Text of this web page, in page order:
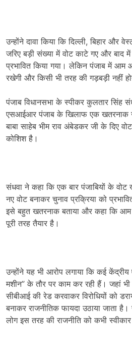
उन्होंने दावा किया कि दिल्ली, बिहार
जरिए बड़ी संख्या में वोट काटे गए और बाद
प्रभावित किया गया। लेकिन पंजाब में आम
रखेगी और किसी भी तरह की गड़बड़ी नहीं
पंजाब विधानसभा के स्पीकर कुलतार सिंह
एसआईआर पंजाब के खिलाफ एक खतरनाक
बाबा साहेब भीम राव अंबेडकर जी के दिए
कोशिश है।
संधवा ने कहा कि एक बार पंजाबियों के
नए वोट बनाकर चुनाव प्रक्रिया को
इसे बहुत खतरनाक बताया और कहा कि आम
पूरी तरह तैयार है।
उन्होंने यह भी आरोप लगाया कि कई
मशीन” के तौर पर काम कर रही हैं। जहां
सीबीआई की रेड करवाकर विरोधियों को
बनाकर राजनीतिक फायदा उठाया जाता
लोग इस तरह की राजनीति को कभी